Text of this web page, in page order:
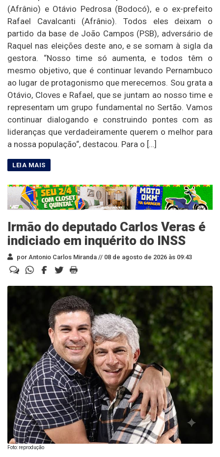
(Afrânio) e Otávio Pedrosa (Bodocó), e o ex-prefeito
Rafael Cavalcanti (Afrânio). Todos eles deixam o
partido da base de João Campos (PSB), adversário de
Raquel nas eleições deste ano, e se somam à sigla da
gestora. “Nosso time só aumenta, e todos têm o
mesmo objetivo, que é continuar levando Pernambuco
ao lugar de protagonismo que merecemos. Sou grata a
Otávio, Cloves e Rafael, que se juntam ao nosso time e
representam um grupo fundamental no Sertão. Vamos
continuar dialogando e construindo pontes com as
lideranças que verdadeiramente querem o melhor para
a nossa população“, destacou. Para o […]
Irmão do deputado Carlos Veras é
indiciado em inquérito do INSS
por Antonio Carlos Miranda // 08 de agosto de 2026 às 09:43
Foto: reprodução